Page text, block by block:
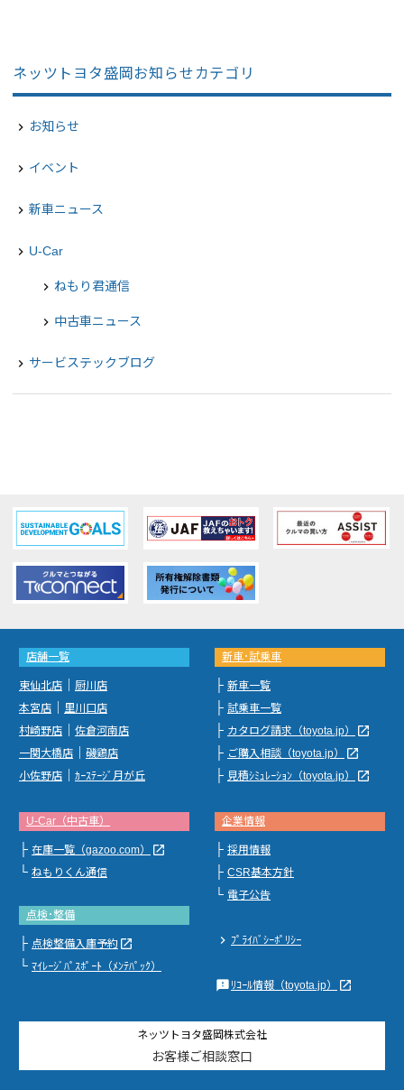
ネッツトヨタ盛岡お知らせカテゴリ
navigate_next お知らせ
navigate_next イベント
navigate_next 新車ニュース
navigate_next U-Car
chevron_right ねもり君通信
chevron_right 中古車ニュース
navigate_next サービステックブログ
店舗一覧
東仙北店
厨川店
本宮店
里川口店
村崎野店
佐倉河南店
一関大橋店
磯鶏店
小佐野店
ｶｰｽﾃｰｼﾞ月が丘
新車･試乗車
├ 新車一覧
├ 試乗車一覧
├ カタログ請求（toyota.jp）
launch
├ ご購入相談（toyota.jp）
launch
├ 見積ｼﾐｭﾚｰｼｮﾝ（toyota.jp） launch
U-Car（中古車）
├ 在庫一覧（gazoo.com）
launch
└ ねもりくん通信
点検･整備
├ 点検整備入庫予約 launch
└ ﾏｲﾚｰｼﾞﾊﾟｽﾎﾟｰﾄ（ﾒﾝﾃﾊﾟｯｸ）
企業情報
├ 採用情報
├ CSR基本方針
└ 電子公告
chevron_right ﾌﾟﾗｲﾊﾞｼｰﾎﾟﾘｼｰ
feedback ﾘｺｰﾙ情報（toyota.jp） launch
ネッツトヨタ盛岡株式会社
お客様ご相談窓口